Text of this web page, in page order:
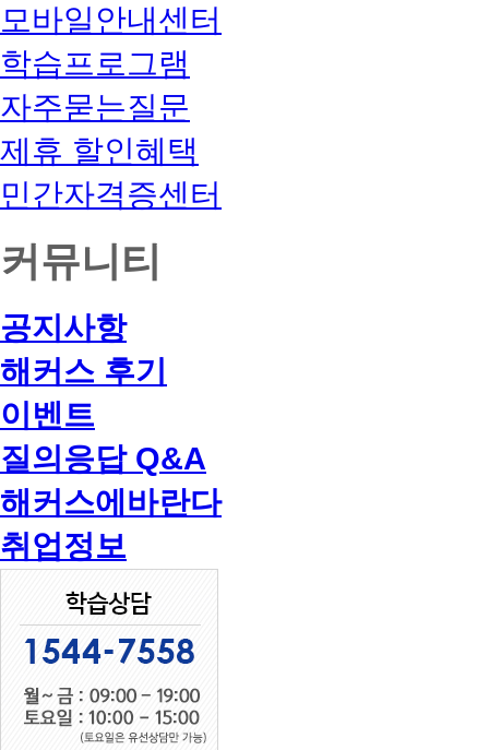
모바일안내센터
학습프로그램
자주묻는질문
제휴 할인혜택
민간자격증센터
커뮤니티
공지사항
해커스 후기
이벤트
질의응답 Q&A
해커스에바란다
취업정보